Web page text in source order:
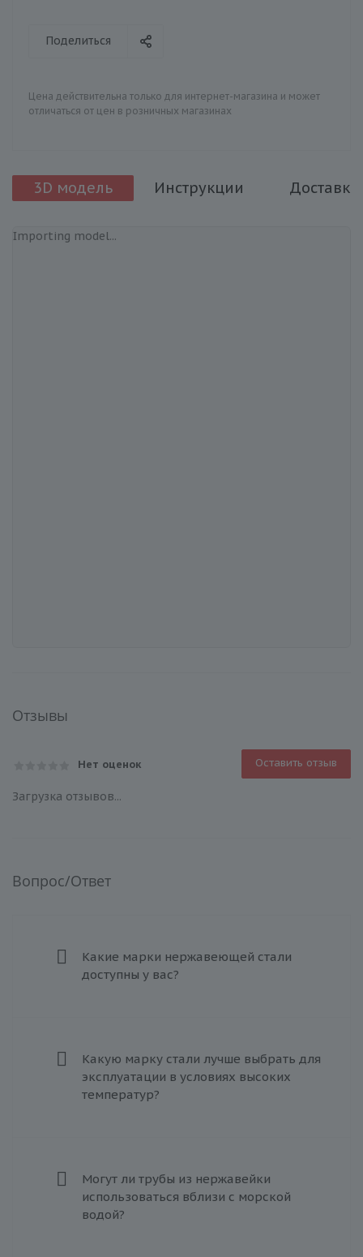
Поделиться
Цена действительна только для интернет-магазина и может
отличаться от цен в розничных магазинах
3D модель Инструкции Доставка
Importing model...
Отзывы
Нет оценок Оставить отзыв
Загрузка отзывов...
Вопрос/Ответ
Какие марки нержавеющей стали
доступны у вас?
Какую марку стали лучше выбрать для
эксплуатации в условиях высоких
температур?
Могут ли трубы из нержавейки
использоваться вблизи с морской
водой?